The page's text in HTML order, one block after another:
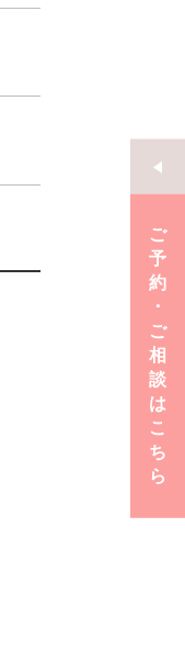
ご
予
約
･
ご
相
談
は
こ
ち
ら